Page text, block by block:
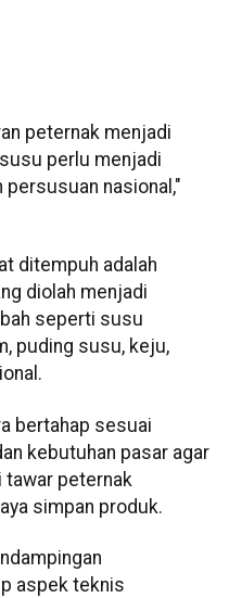
peternak menjadi
perlu menjadi
persusuan nasional,"
ditempuh adalah
diolah menjadi
seperti susu
puding susu, keju,
bertahap sesuai
kebutuhan pasar agar
peternak
simpan produk.
aspek teknis